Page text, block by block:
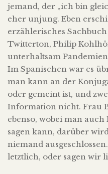
jemand, der „ich bin
eher unjung. Eben
erzählerisches
Twitterton, Philip
unterhaltsam
Im Spanischen war es
man kann an der
oder gemeint ist, und
Information nicht. Frau
ebenso, wobei man
sagen kann, darüber
niemand
letztlich, oder sagen wir